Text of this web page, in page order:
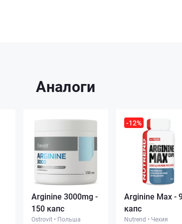
Аналоги
Arginine 3000mg -
150 капс
Ostrovit • Польша
-12%
Arginine Max -
капс
Nutrend • Чехия